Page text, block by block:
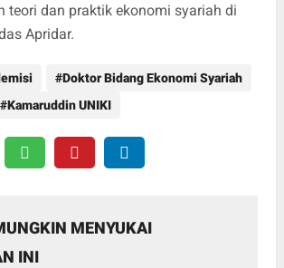
teori dan praktik ekonomi syariah di
Apridar.
Doktor Bidang Ekonomi Syariah
Kamaruddin UNIKI
MENYUKAI
INI